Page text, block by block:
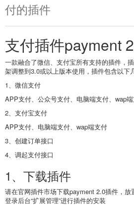
付的插件
支付插件payment
一款融合了微信、支付宝所有支持的插件，
架调整到3.0或以上版本使用，插件包含以下
1、微信支付
APP支付、公众号支付、电脑端支付、wap
2、支付宝支付
APP支付、电脑端支付、wap端支付
3、创建订单接口
4、调起支付接口
1、下载插件
请在官网插件市场下载payment 2.0插件，放
登录后台“扩展管理”进行插件的安装